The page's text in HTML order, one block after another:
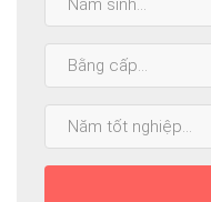
sinh:
cấp
nhất: